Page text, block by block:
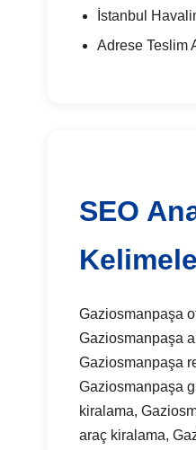
İstanbul
Adrese Teslim
SEO
Gaziosmanpaşa
Gaziosmanpaşa
Gaziosmanpaşa
Gaziosmanpaşa
kiralama,
araç kiralama,